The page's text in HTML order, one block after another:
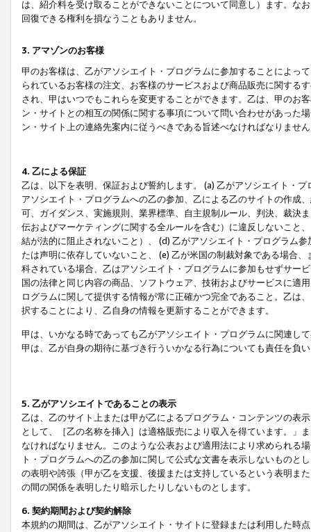
は、紹介料を受け取ることができないことについて同意し）ます。な
回復できる権利を損なうこともありません。
3. アマゾンのお客様
甲のお客様は、乙がアソシエイト・プログラムに参加することによっ
られているお客様の注文、お客様のサービスおよび商品販売に関する
され、甲はいつでもこれらを変更することができます。乙は、甲のお
ン・サイトとの相互の関係に関する事項について問い合わせがあった
ン・サイト上の連絡先案内に従うべきである旨述べなければなりませ
4. 乙による保証
乙は、以下を表明、保証および誓約します。 (a) 乙がアソシエイト・
アソシエイト・プログラムへの乙の参加、乙による乙のサイトの作成
可、ガイダンス、実施規則、業界標準、自主規制ルール、判決、裁決
伝およびマーケティングに関する全ルールを含む）に違反しないこと
結が法的に阻止されないこと）、 (d) 乙がアソシエイト・プログラム
たは声明に依存していないこと、 (e) 乙が米国の制裁対象である場合
科されている場合、乙はアソシエイト・プログラムに参加もせずサー
国の法律と同じ内容の商品、ソフトウェア、技術およびサービスに適
ログラムに関して提供する情報が常に正確かつ完全であること。乙は
択することにより、乙自身の情報を更新することができます。
甲は、いかなる時であっても乙がアソシエイト・プログラムに関連し
甲は、乙が自身の期待に基づき行ういかなる行為についても責任を負
5. 乙がアソシエイトであることの表示
乙は、乙のサイト上または甲が乙によるプログラム・コンテンツの表
として、［乙の名称を挿入］は適格販売により収入を得ています。」
なければなりません。このような公表および適用法により求められる
ト・プログラムへの乙の参加に関して公式な文書を表示しないもの
の表明や誇張（甲が乙を支援、後援または支持しているという表明ま
の間の関係を表明したり暗示したりしないものとします。
6. 契約期間および契約解除
本規約の期間は、乙がアソシエイト・サイトに登録または利用した時